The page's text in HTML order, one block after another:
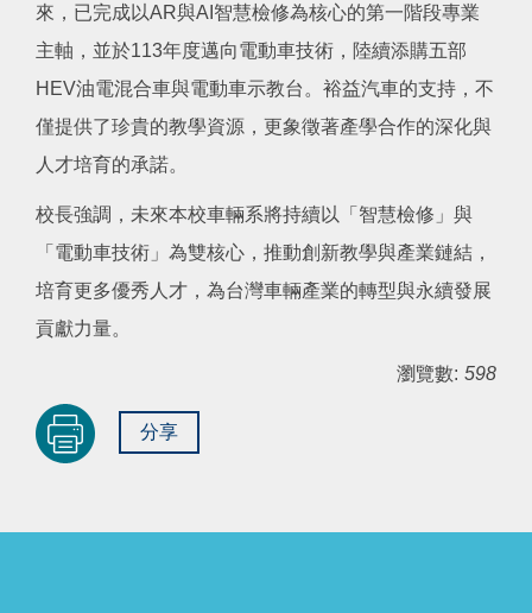
來，已完成以AR與AI智慧檢修為核心的第一階段專業
主軸，並於113年度邁向電動車技術，陸續添購五部
HEV油電混合車與電動車示教台。裕益汽車的支持，不
僅提供了珍貴的教學資源，更象徵著產學合作的深化與
人才培育的承諾。
校長強調，未來本校車輛系將持續以「智慧檢修」與
「電動車技術」為雙核心，推動創新教學與產業鏈結，
培育更多優秀人才，為台灣車輛產業的轉型與永續發展
貢獻力量。
瀏覽數: 598
分享